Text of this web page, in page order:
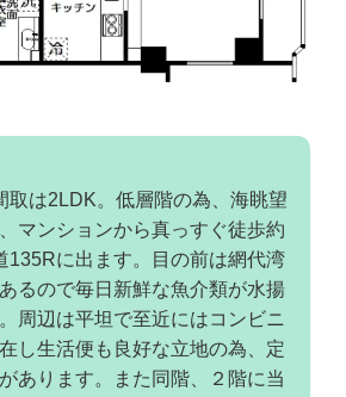
取は2LDK。低層階の為、海眺望
マンションから真っすぐ徒歩約
135Rに出ます。目の前は網代湾
るので毎日新鮮な魚介類が水揚
周辺は平坦で至近にはコンビニ
し生活便も良好な立地の為、定
あります。また同階、２階に当